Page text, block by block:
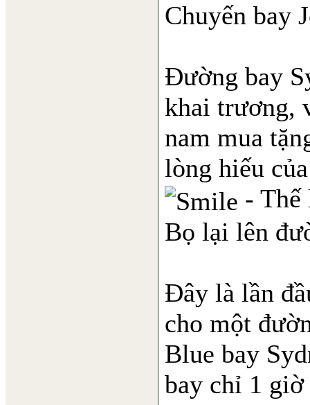
Chuyến bay
Đường bay
khai trương,
nam mua
lòng hiếu
- Thế
Bọ lại lên
Đây là lần
cho một
Blue bay
bay chỉ 1